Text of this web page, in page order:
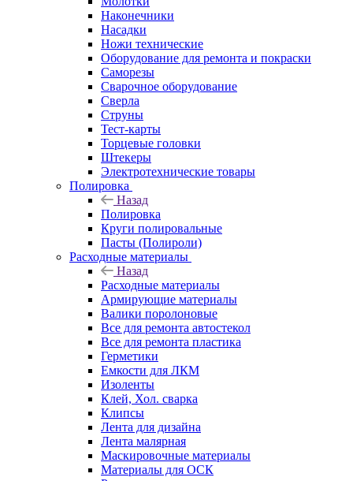
Наконечники
Насадки
Ножи технические
Оборудование для ремонта и покраски
Саморезы
Сварочное оборудование
Сверла
Струны
Тест-карты
Торцевые головки
Штекеры
Электротехнические товары
Полировка
Назад
Полировка
Круги полировальные
Пасты (Полироли)
Расходные материалы
Назад
Расходные материалы
Армирующие материалы
Валики поролоновые
Все для ремонта автостекол
Все для ремонта пластика
Герметики
Емкости для ЛКМ
Изоленты
Клей, Хол. сварка
Клипсы
Лента для дизайна
Лента малярная
Маскировочные материалы
Материалы для ОСК